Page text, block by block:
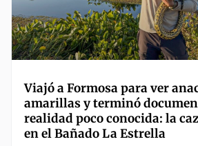
Viajó a Formosa para ver
amarillas y terminó
realidad poco conocida: la
en el Bañado La Estrella